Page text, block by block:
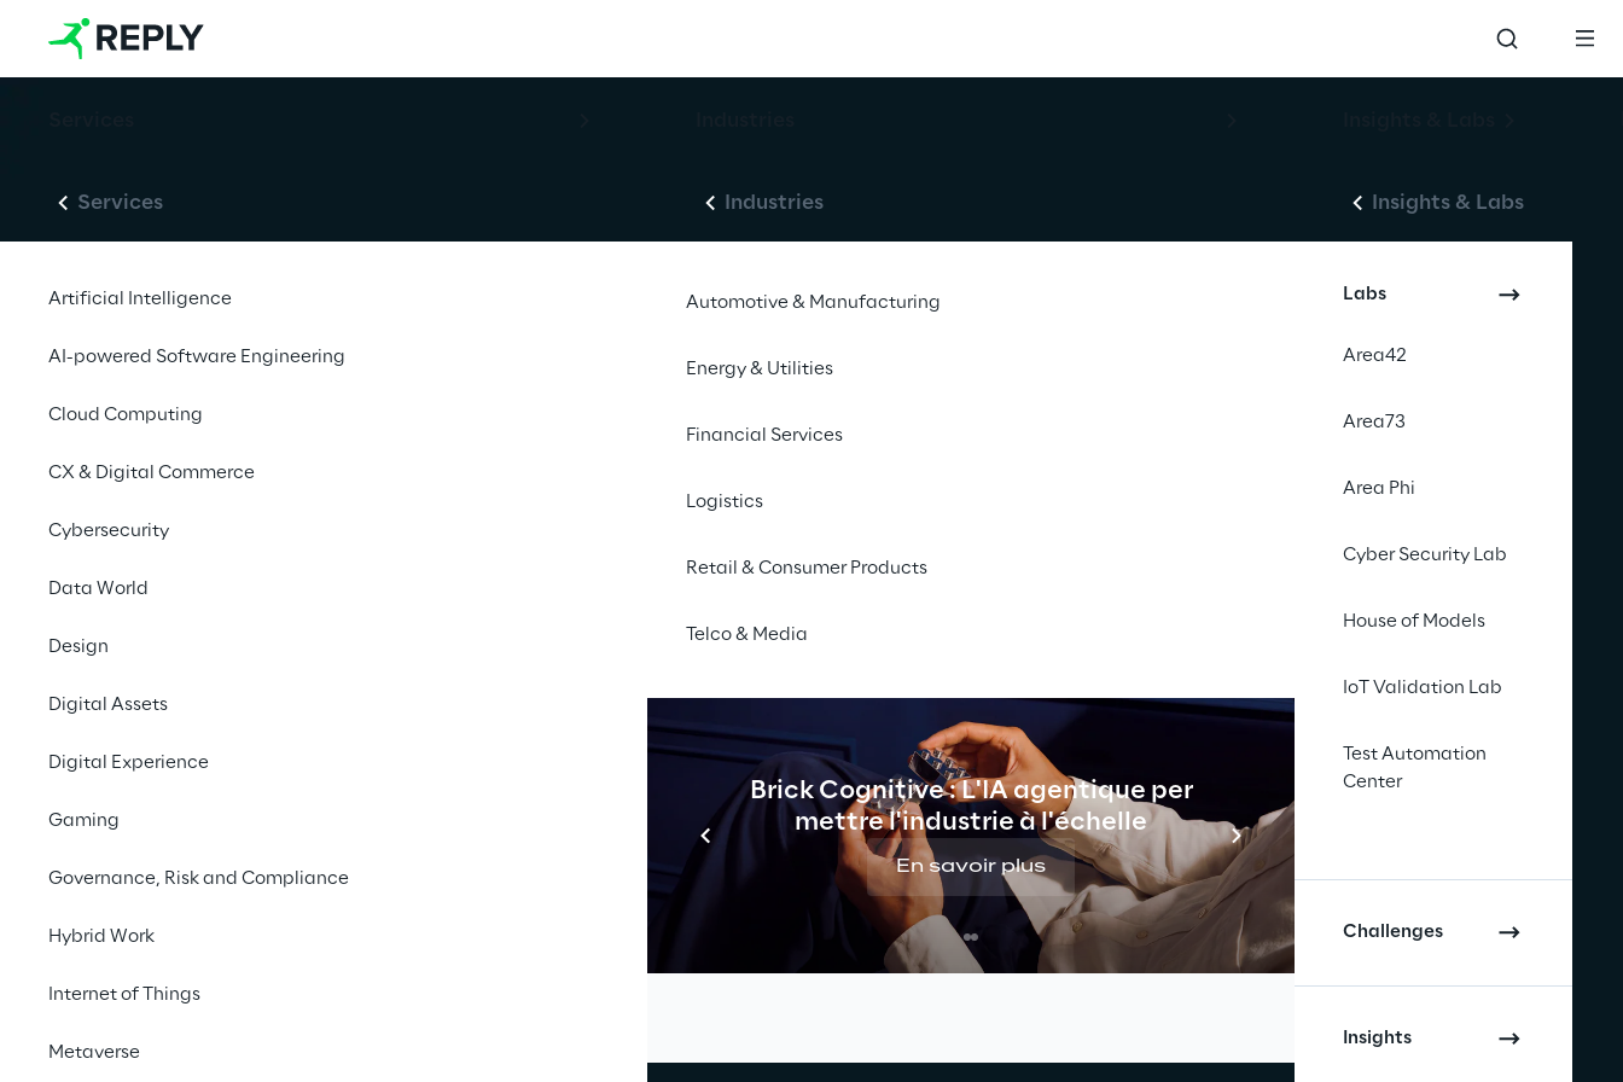
Services
Artificial Intelligence
AI-powered Software Engineering
Cloud Computing
CX & Digital Commerce
Cybersecurity
Data World
Design
Digital Assets
Digital Experience
Gaming
Governance, Risk and Compliance
Hybrid Work
Internet of Things
Metaverse
Industries
Automotive & Manufacturing
Energy & Utilities
Financial Services
Logistics
Retail & Consumer Products
Telco & Media
Brick Cognitive : L'IA agentique per
mettre l'industrie à l'échelle
En savoir plus
Insights & Labs
Labs
Area42
Area73
Area Phi
Cyber Security Lab
House of Models
IoT Validation Lab
Test Automation
Center
Challenges
Insights